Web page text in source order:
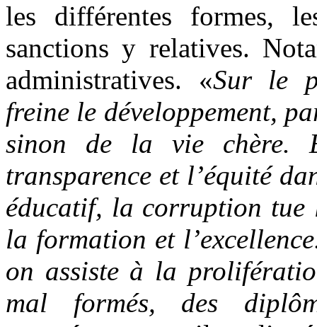
les différentes formes,
sanctions y relatives.
administratives. «Sur le
freine le développement,
sinon de la vie chère.
transparence et l’équité
éducatif, la corruption tue
la formation et
on assiste à la
mal formés, des